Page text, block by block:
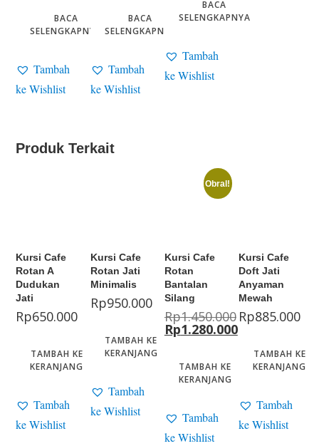
BACA
SELENGKAPNYA
Tambah
ke Wishlist
BACA
SELENGKAPNYA
Tambah
ke Wishlist
BACA
SELENGKAPNYA
Tambah
ke Wishlist
Produk Terkait
Kursi Cafe
Rotan A
Dudukan
Jati
Rp650.000
TAMBAH KE
KERANJANG
Tambah
ke Wishlist
Kursi Cafe
Rotan Jati
Minimalis
Rp950.000
TAMBAH KE
KERANJANG
Tambah
ke Wishlist
Obral!
Kursi Cafe
Rotan
Bantalan
Silang
Rp1.450.000
Rp1.280.000
TAMBAH KE
KERANJANG
Tambah
ke Wishlist
Kursi Cafe
Doft Jati
Anyaman
Mewah
Rp885.000
TAMBAH KE
KERANJANG
Tambah
ke Wishlist